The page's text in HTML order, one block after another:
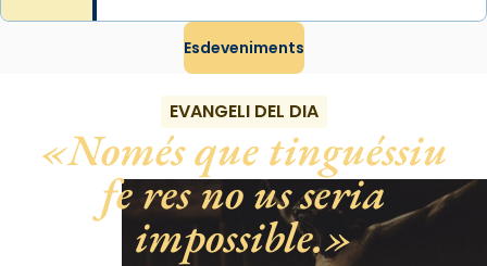
Esdeveniments
EVANGELI DEL DIA
Només que tinguéssiu
fe res no us seria
impossible.